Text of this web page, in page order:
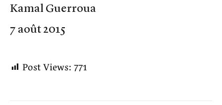
Kamal Guerroua
7 août 2015
Post Views:771